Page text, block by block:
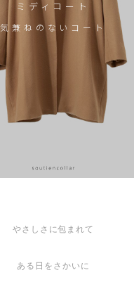
ミディコート
気兼ねのないコート
やさしさに包まれて
ある日をさかいに